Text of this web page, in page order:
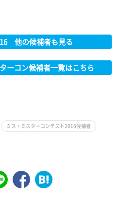
他の候補者も見る
ーコン候補者一覧はこちら
ミス・ミスターコンテスト2016候補者